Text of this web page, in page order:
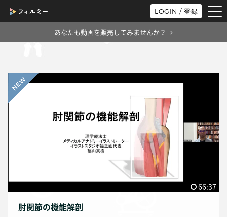
LOGIN / 登録
あなたも動画を販売してみませんか？
66:37
肘関節の機能解剖